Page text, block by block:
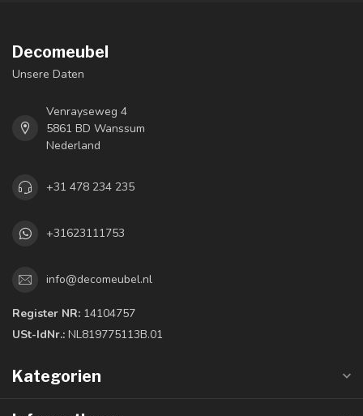
Decomeubel
Unsere Daten
Venrayseweg 4
5861 BD Wanssum
Nederland
+31 478 234 235
+31623111753
info@decomeubel.nl
Register NR: 14104757
USt-IdNr.: NL819775113B.01
Kategorien